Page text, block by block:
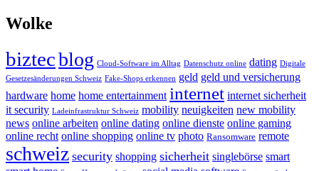
Wolke
biztecblog Cloud-Software im Alltag Datenschutz online dating Digitale
Gesetzesänderungen Schweiz Fake-Shops erkennen geld geld und versicherung
hardware home home entertainment internet internet sicherheit
it security Ladeinfrastruktur Schweiz mobility neuigkeiten new mobility
news online arbeiten online dating online dienste online gaming
online recht online shopping online tv photo Ransomware remote
schweiz security shopping sicherheit singlebörse smart